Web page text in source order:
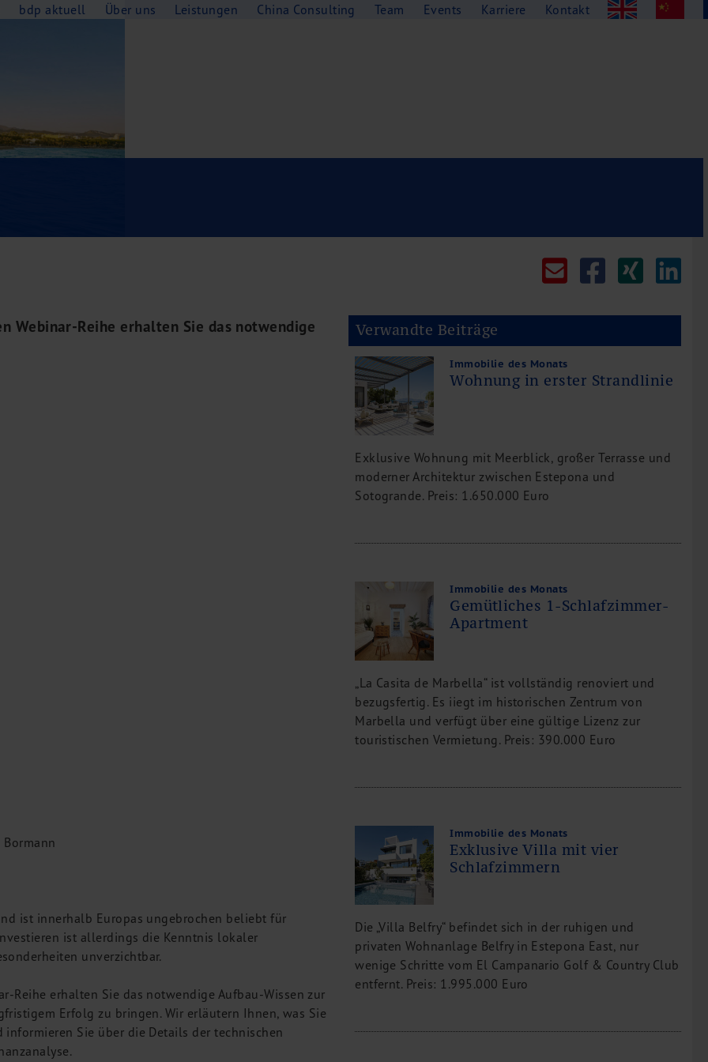
Webinar-Reihe erhalten Sie das notwendige
Bormann
ist innerhalb Europas ungebrochen beliebt für
ist allerdings die Kenntnis lokaler
unverzichtbar.
Reihe erhalten Sie das notwendige Aufbau-Wissen zur
Erfolg zu bringen. Wir erläutern Ihnen, was Sie
Sie über die Details der technischen
Verwandte Beiträge
Immobilie des Monats
Wohnung in erster Strandlinie
Exklusive Wohnung mit Meerblick, großer Terrasse und
moderner Architektur zwischen Estepona und
Sotogrande. Preis: 1.650.000 Euro
Immobilie des Monats
Gemütliches 1-Schlafzimmer-
Apartment
„La Casita de Marbella“ ist vollständig renoviert und
bezugsfertig. Es iiegt im historischen Zentrum von
Marbella und verfügt über eine gültige Lizenz zur
touristischen Vermietung. Preis: 390.000 Euro
Immobilie des Monats
Exklusive Villa mit vier
Schlafzimmern
Die „Villa Belfry“ befindet sich in der ruhigen und
privaten Wohnanlage Belfry in Estepona East, nur
wenige Schritte vom El Campanario Golf & Country Club
entfernt. Preis: 1.995.000 Euro
bdp aktuell Über uns Leistungen China Consulting Team Events Karriere Kontakt